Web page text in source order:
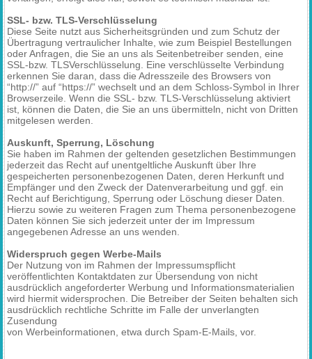
SSL- bzw. TLS-Verschlüsselung
Diese Seite nutzt aus Sicherheitsgründen und zum Schutz der
Übertragung vertraulicher Inhalte, wie zum Beispiel Bestellungen
oder Anfragen, die Sie an uns als Seitenbetreiber senden, eine
SSL-bzw. TLSVerschlüsselung. Eine verschlüsselte Verbindung
erkennen Sie daran, dass die Adresszeile des Browsers von
“http://” auf “https://” wechselt und an dem Schloss-Symbol in Ihrer
Browserzeile. Wenn die SSL- bzw. TLS-Verschlüsselung aktiviert
ist, können die Daten, die Sie an uns übermitteln, nicht von Dritten
mitgelesen werden.
Auskunft, Sperrung, Löschung
Sie haben im Rahmen der geltenden gesetzlichen Bestimmungen
jederzeit das Recht auf unentgeltliche Auskunft über Ihre
gespeicherten personenbezogenen Daten, deren Herkunft und
Empfänger und den Zweck der Datenverarbeitung und ggf. ein
Recht auf Berichtigung, Sperrung oder Löschung dieser Daten.
Hierzu sowie zu weiteren Fragen zum Thema personenbezogene
Daten können Sie sich jederzeit unter der im Impressum
angegebenen Adresse an uns wenden.
Widerspruch gegen Werbe-Mails
Der Nutzung von im Rahmen der Impressumspflicht
veröffentlichten Kontaktdaten zur Übersendung von nicht
ausdrücklich angeforderter Werbung und Informationsmaterialien
wird hiermit widersprochen. Die Betreiber der Seiten behalten sich
ausdrücklich rechtliche Schritte im Falle der unverlangten
Zusendung
von Werbeinformationen, etwa durch Spam-E-Mails, vor.